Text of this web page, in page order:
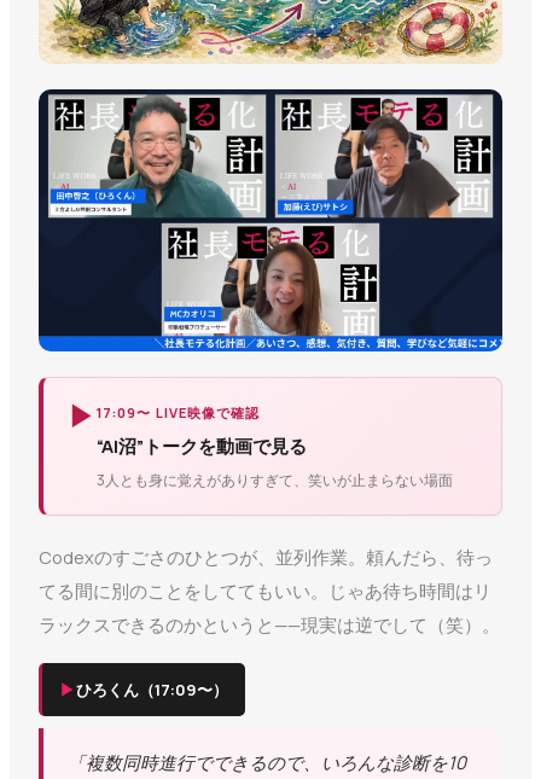
▶ 17:09〜 LIVE映像で確認
“AI沼”トークを動画で見る
3人とも身に覚えがありすぎて、笑いが止まらない場面
Codexのすごさのひとつが、並列作業。頼んだら、待っ
てる間に別のことをしててもいい。じゃあ待ち時間はリ
ラックスできるのかというと——現実は逆でして（笑）。
▶ひろくん（17:09〜）
「複数同時進行でできるので、いろんな診断を10